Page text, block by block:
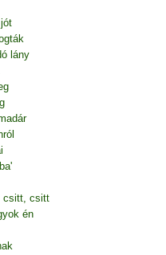
lány
csitt, csitt
én